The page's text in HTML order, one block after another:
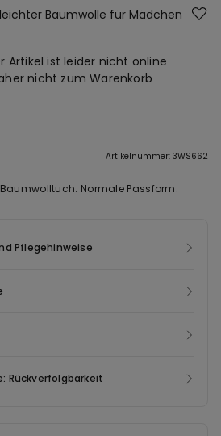
Baumwolle für Mädchen
Artikel ist leider nicht online
nicht zum Warenkorb
Artikelnummer: 3WS662
Normale Passform.
Pflegehinweise
Rückverfolgbarkeit